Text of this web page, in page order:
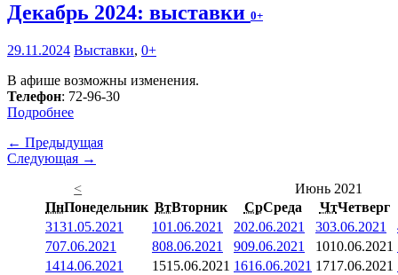
Декабрь 2024: выставки 0+
29.11.2024 Выставки, 0+
В афише возможны изменения.
Телефон: 72-96-30
Подробнее
← Предыдущая
Следующая →
<
Июнь 2021
ПнПонедельник ВтВторник СрСреда ЧтЧетверг
3131.05.2021 101.06.2021 202.06.2021 303.06.2021
707.06.2021 808.06.2021 909.06.2021 1010.06.2021
1414.06.2021 1515.06.2021 1616.06.2021 1717.06.2021